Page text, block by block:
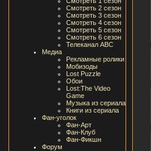
Смотреть 2 сезон
Смотреть 3 сезон
Смотреть 4 сезон
Смотреть 5 сезон
Смотреть 6 сезон
Телеканал ABC
Медиа
Рекламные ролики
Мобизоды
Lost Puzzle
Обои
Lost:The Video
Game
Музыка из сериала
Книги из сериала
Фан-уголок
Фан-Арт
Фан-Клуб
Фан-Фикшн
Форум